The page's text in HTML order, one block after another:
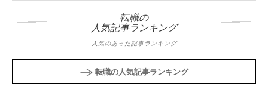
転職の
人気記事ランキング
人気のあった記事ランキング
転職の人気記事ランキング